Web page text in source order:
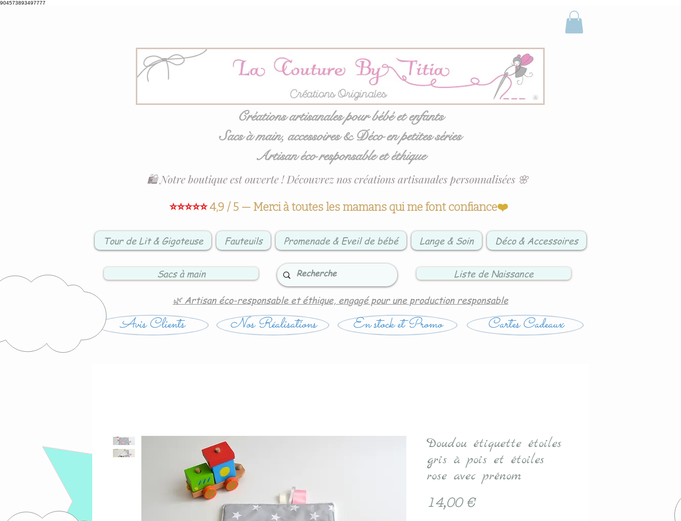
904573893497777
Créations artisanales pour bébé et enfants
Sacs à main, accessoires & Déco en petites séries
Artisan éco responsable et éthique
⭐⭐⭐⭐⭐4,9 / 5 — Merci à toutes les mamans qui me font confiance❤️
🛍️ Notre boutique est ouverte ! Découvrez nos créations artisanales personnalisées 🌸
Tour de Lit & Gigoteuse Fauteuils Promenade & Eveil de bébé Lange & Soin Déco & Accessoires
Sacs à main Liste de Naissance
🌿 Artisan éco-responsable et éthique, engagé pour une production responsable
Avis Clients Nos Réalisations En stock et Promo Cartes Cadeaux
Doudou étiquette étoiles
gris à pois et étoiles
rose avec prénom
14,00 €Prix